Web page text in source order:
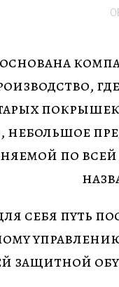
небольшое
по
себя путь
защитной